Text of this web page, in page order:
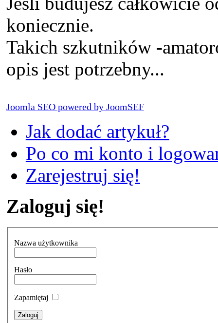
koniecznie.
Takich szkutników -
opis jest potrzebny...
Joomla SEO powered by JoomSEF
Jak dodać artykuł?
Po co mi konto i
Zarejestruj się!
Zaloguj się!
Nazwa użytkownika
Hasło
Zapamiętaj